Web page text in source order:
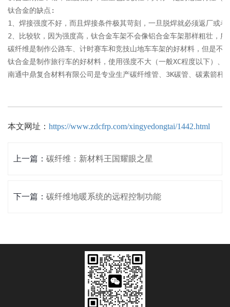
钛合金的缺点:
1、焊接强度不好，而且焊接条件极其苛刻，一旦脱焊就必须返厂或者
2、比较软，因为强度高，钛合金车架不会像铝合金车架那样粗壮，
碳纤维是制作公路车、计时赛车和竞技山地车车架的好材料，但是不
钛合金是制作旅行车的好材料，使用强度不大（一般XC程度以下）、
南通中鼎复合材料有限公司是专业生产碳纤维管、3K碳管、碳素箭
本文网址： https://www.zdcfrp.com/xingyedongtai/1442.html
上一篇： 碳纤维：新材料王国耀眼之星
下一篇： 碳纤维地暖系统的远程控制功能